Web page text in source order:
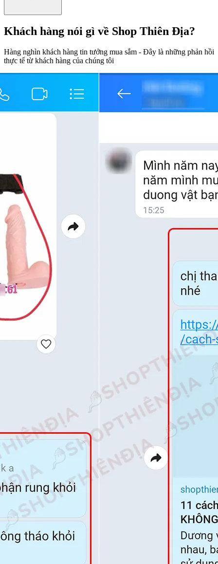
Khách hàng nói gì về Shop Thiên Địa?
Hàng nghìn khách hàng tin tưởng mua sắm - Đây là những phản hồi
thực tế từ khách hàng của chúng tôi